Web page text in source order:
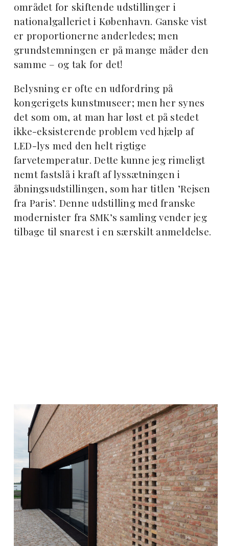
området for skiftende udstillinger i
nationalgalleriet i København. Ganske vist
er proportionerne anderledes; men
grundstemningen er på mange måder den
samme – og tak for det!
Belysning er ofte en udfordring på
kongerigets kunstmuseer; men her synes
det som om, at man har løst et på stedet
ikke-eksisterende problem ved hjælp af
LED-lys med den helt rigtige
farvetemperatur. Dette kunne jeg rimeligt
nemt fastslå i kraft af lyssætningen i
åbningsudstillingen, som har titlen ’Rejsen
fra Paris’. Denne udstilling med franske
modernister fra SMK’s samling vender jeg
tilbage til snarest i en særskilt anmeldelse.